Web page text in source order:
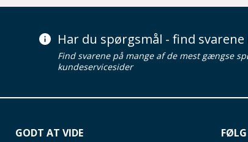
Har du spørgsmål - find
Find svarene på mange af de mest gængse
kundeservicesider
GODT AT VIDE FØLG